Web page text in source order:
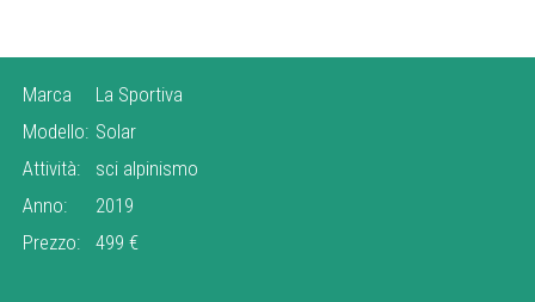
Marca
La Sportiva
Modello: Solar
Attività:
sci alpinismo
Anno:
2019
Prezzo:
499 €